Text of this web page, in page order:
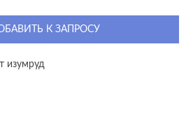
К ЗАПРОСУ
изумруд